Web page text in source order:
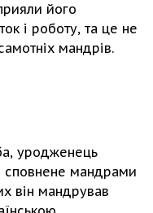
його
і роботу, та це не
мандрів.
уродженець
сповнене мандрами
він мандрував